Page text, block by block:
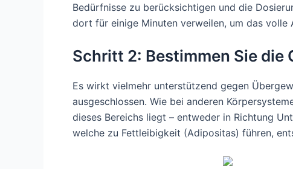
Bedürfnisse zu berücksichtigen und die
dort für einige Minuten verweilen, um das volle
Schritt 2: Bestimmen Sie die
Es wirkt vielmehr unterstützend gegen
ausgeschlossen. Wie bei anderen
dieses Bereichs liegt – entweder in Richtung
welche zu Fettleibigkeit (Adipositas) führen,